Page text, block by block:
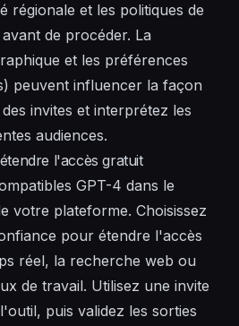
régionale et les politiques de
de procéder. La
et les préférences
peuvent influencer la façon
invites et interprétez les
audiences.
l'accès gratuit
GPT-4 dans le
votre plateforme. Choisissez
pour étendre l'accès
réel, la recherche web ou
de travail. Utilisez une invite
puis validez les sorties